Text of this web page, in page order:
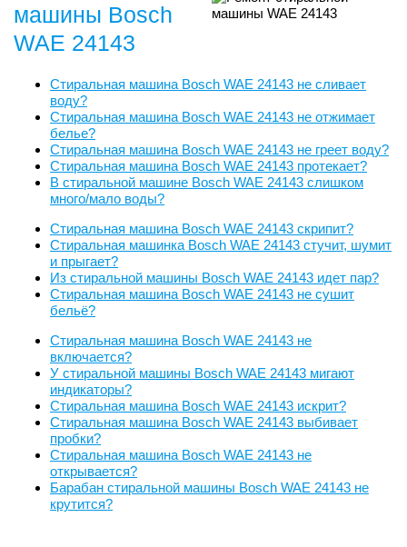
машины Bosch
WAE 24143
Стиральная машина Bosch WAE 24143 не сливает
воду?
Стиральная машина Bosch WAE 24143 не отжимает
белье?
Стиральная машина Bosch WAE 24143 не греет воду?
Стиральная машина Bosch WAE 24143 протекает?
В стиральной машине Bosch WAE 24143 слишком
много/мало воды?
Стиральная машина Bosch WAE 24143 скрипит?
Стиральная машинка Bosch WAE 24143 стучит, шумит
и прыгает?
Из стиральной машины Bosch WAE 24143 идет пар?
Стиральная машина Bosch WAE 24143 не сушит
бельё?
Стиральная машина Bosch WAE 24143 не
включается?
У стиральной машины Bosch WAE 24143 мигают
индикаторы?
Стиральная машина Bosch WAE 24143 искрит?
Стиральная машина Bosch WAE 24143 выбивает
пробки?
Стиральная машина Bosch WAE 24143 не
открывается?
Барабан стиральной машины Bosch WAE 24143 не
крутится?